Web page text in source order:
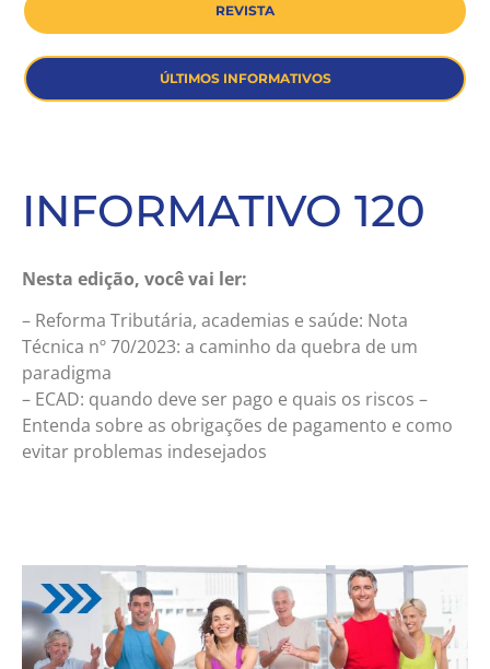
REVISTA
ÚLTIMOS INFORMATIVOS
INFORMATIVO 120
Nesta edição, você vai ler:
– Reforma Tributária, academias e saúde: Nota
Técnica nº 70/2023: a caminho da quebra de um
paradigma
– ECAD: quando deve ser pago e quais os riscos –
Entenda sobre as obrigações de pagamento e como
evitar problemas indesejados